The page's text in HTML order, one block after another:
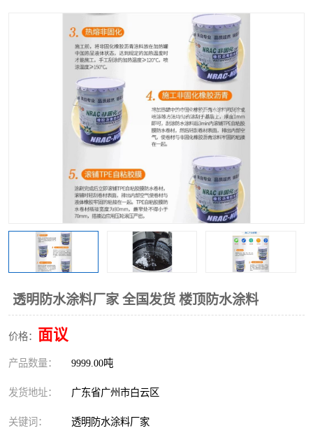
透明防水涂料厂家 全国发货 楼顶防水涂料
价格： 面议
产品数量： 9999.00吨
发货地址： 广东省广州市白云区
关键词： 透明防水涂料厂家